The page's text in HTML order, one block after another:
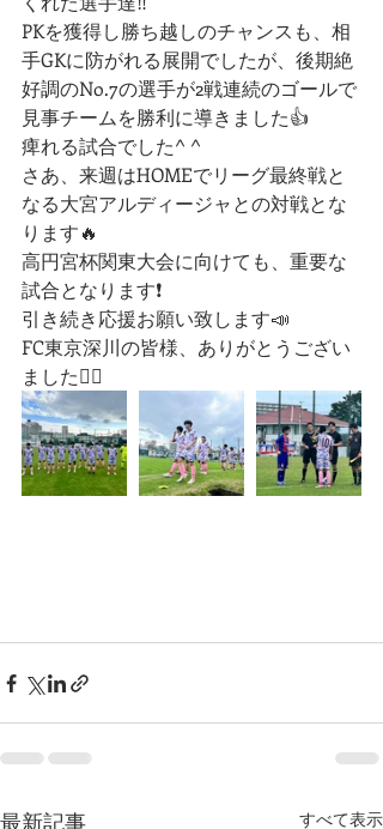
PKを獲得し勝ち越しのチャンスも、相
手GKに防がれる展開でしたが、後期絶
好調のNo.7の選手が2戦連続のゴールで
見事チームを勝利に導きました👍
痺れる試合でした^ ^
さあ、来週はHOMEでリーグ最終戦と
なる大宮アルディージャとの対戦とな
ります🔥
高円宮杯関東大会に向けても、重要な
試合となります❗️
引き続き応援お願い致します📣
FC東京深川の皆様、ありがとうござい
ました🙇‍♂️
最新記事 すべて表示